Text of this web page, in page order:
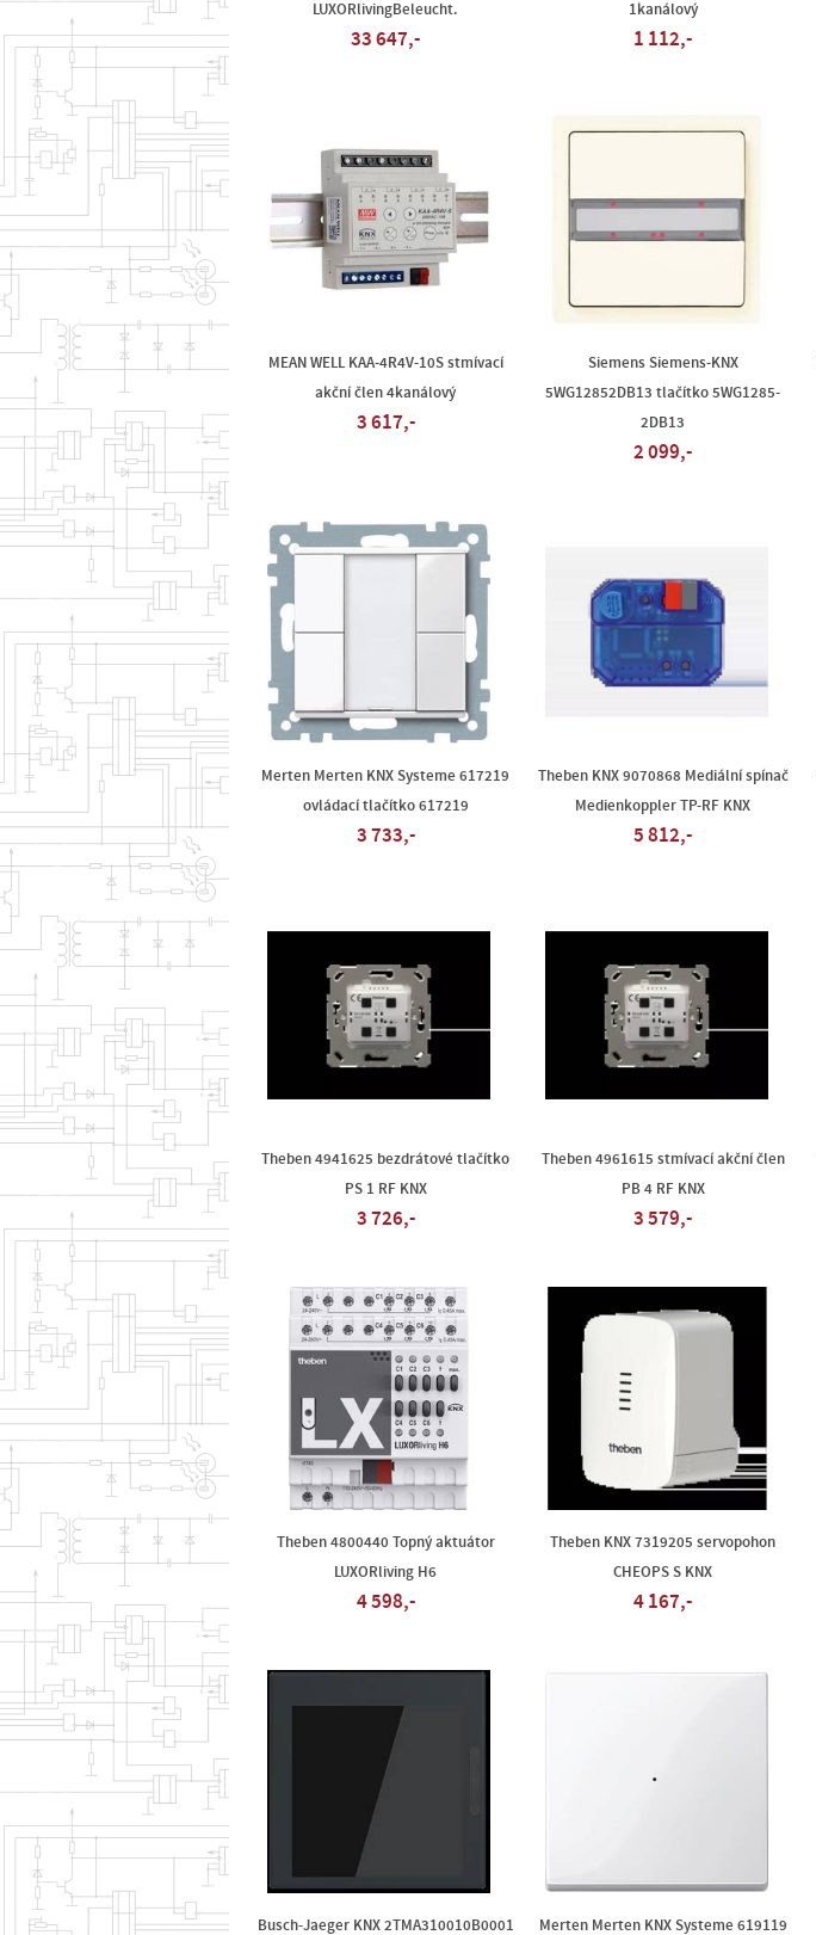
LUXORlivingBeleucht.
33 647,-
1kanálový
1 112,-
MEAN WELL KAA-4R4V-10S stmívací
akční člen 4kanálový
3 617,-
Siemens Siemens-KNX
5WG12852DB13 tlačítko 5WG1285-
2DB13
2 099,-
Merten Merten KNX Systeme 617219
ovládací tlačítko 617219
3 733,-
Theben KNX 9070868 Mediální spínač
Medienkoppler TP-RF KNX
5 812,-
Theben 4941625 bezdrátové tlačítko
PS 1 RF KNX
3 726,-
Theben 4961615 stmívací akční člen
PB 4 RF KNX
3 579,-
Theben 4800440 Topný aktuátor
LUXORliving H6
4 598,-
Theben KNX 7319205 servopohon
CHEOPS S KNX
4 167,-
Busch-Jaeger KNX 2TMA310010B0001 Merten Merten KNX Systeme 619119